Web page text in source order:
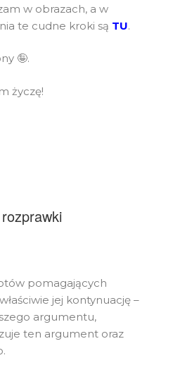
w obrazach, a w
te cudne kroki są TU.
🤪.
życzę!
pomagających
jej kontynuację –
argumentu,
ten argument oraz